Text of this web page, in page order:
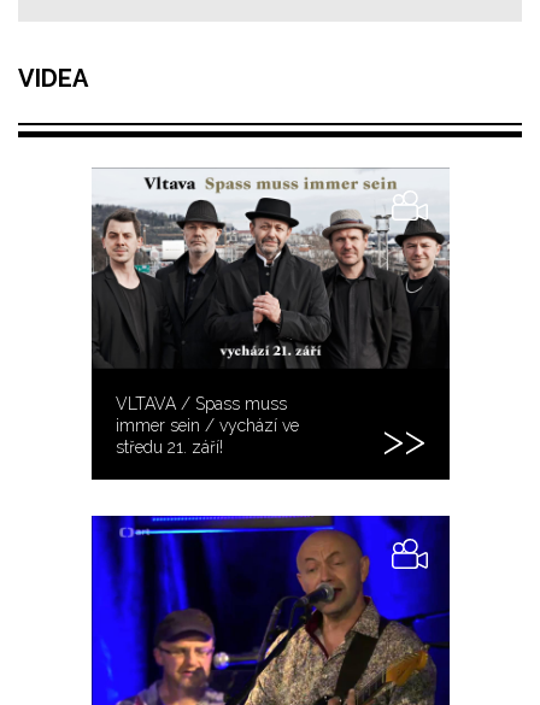
VIDEA
VLTAVA / Spass muss
immer sein / vychází ve
středu 21. září!